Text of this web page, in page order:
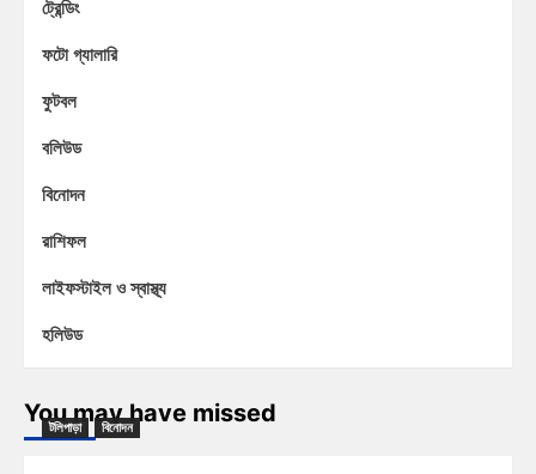
ট্রেন্ডিং
ফটো গ্যালারি
ফুটবল
বলিউড
বিনোদন
রাশিফল
লাইফস্টাইল ও স্বাস্থ্য
হলিউড
You may have missed
টলিপাড়া বিনোদন